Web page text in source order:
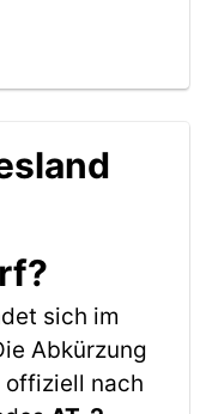
sich im
Abkürzung
offiziell nach